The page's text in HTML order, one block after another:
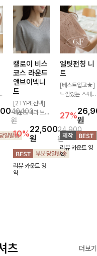
40,100
원
캘로이 비스
코스 라운드
앤브이넥니
트
[2TYPE선택]
라운드넥과 브이
넥 두 가지 디자
인으로 취향에
맞게 선택 가능
한 베이직 니트
🤍 깔끔한 실루
엣과 부드러운
착용감으로 단독
10%22,500
원
24,900
원
리뷰 카운트 영
역
엘팃펀칭 니
트
[베스트입고★]
느낌있는 스퀘어
으로 세련됨이
묻어나는 니트:)
시원쫀쫀함 가
득, 여성스러운
룩을 완성해봐요
♡
27%원
리뷰 카운트 영
역
츠 더보기